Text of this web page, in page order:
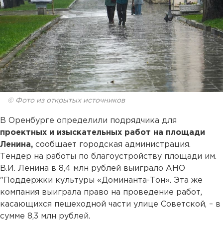
© Фото из открытых источников
В Оренбурге определили подрядчика для
проектных и изыскательных работ на площади
Ленина, сообщает городская администрация.
Тендер на работы по благоустройству площади им.
В.И. Ленина в 8,4 млн рублей выиграло АНО
"Поддержки культуры «Доминанта-Тон». Эта же
компания выиграла право на проведение работ,
касающихся пешеходной части улице Советской, – в
сумме 8,3 млн рублей.